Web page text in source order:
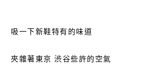
吸一下新鞋特有的味道
夾雜著東京 渋谷些許的空氣